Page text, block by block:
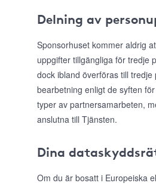
Delning av
Sponsorhuset kommer aldrig
uppgifter tillgängliga för tredje
dock ibland överföras till
bearbetning enligt de syften
typer av partnersamarbeten,
anslutna till Tjänsten.
Dina
Om du är bosatt i Europeiska